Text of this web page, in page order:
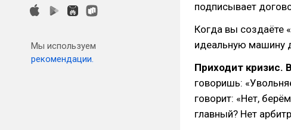
Мы используем
рекомендации.
подписывает
Когда вы создаёте
идеальную машину
Приходит кризис.
говоришь:
говорит: «Нет,
главный? Нет